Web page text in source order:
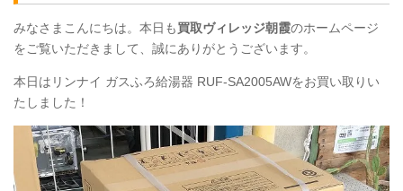
みなさまこんにちは。本日も買取ヴィレッジ朝霞のホームページ
をご覧いただきまして、誠にありがとうございます。
本日はリンナイ ガスふろ給湯器 RUF-SA2005AWをお買い取りい
たしました！